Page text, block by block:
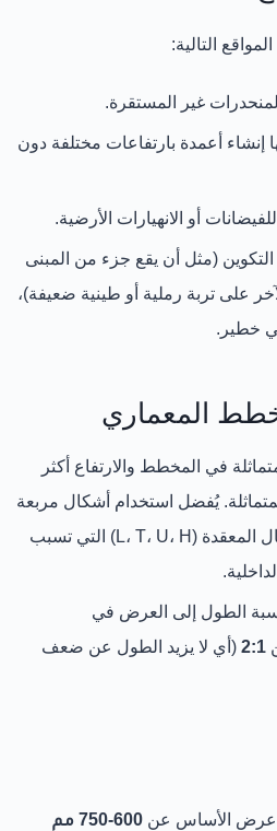
التالية:
غير المستقرة.
إنشاء أعمدة بارتفاعات مختلفة دون
أو الانهيارات الأرضية.
(مثل أن يقع جزء من المبنى
على تربة رملية أو طينية ضعيفة)،
خطير.
المعماري
في المخطط والارتفاع أكثر
يُفضل استخدام أشكال مربعة
أو مستطيلة بدلاً من الأشكال المعقدة (L، T، U، H) التي تسبب
الطول إلى العرض في
2:1 (أي لا يزيد الطول عن ضعف
عرض الأساس عن 600-750 مم